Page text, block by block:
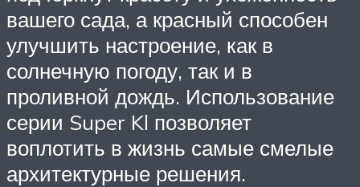
вашего сада, а красный способен
улучшить настроение, как в
солнечную погоду, так и в
проливной дождь. Использование
серии Super Kl позволяет
воплотить в жизнь самые смелые
архитектурные решения.